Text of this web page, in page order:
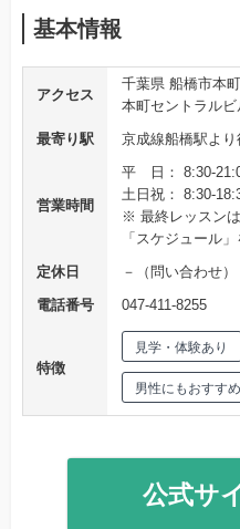
基本情報
アクセス
千葉県 船橋市本
本町セントラルビ
最寄り駅
京成線船橋駅より
営業時間
平 日： 8:30-
土日祝： 8:30-
※ 最終レッスン
「スケジュール
定休日
－（問い合わせ）
電話番号
047-411-8255
特徴
見学・体験あり
男性にもおすすめ
公式サ